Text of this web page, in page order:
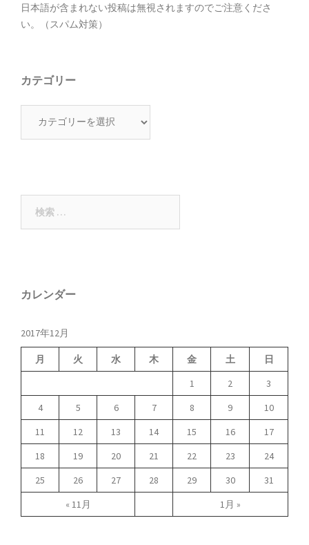
日本語が含まれない投稿は無視されますのでご注意くださ
い。（スパム対策）
カテゴリー
カレンダー
2017年12月
月 火 水 木 金 土 日
« 11月 1月 »
1 2
3
4
5 6 7 8 9
10
11
12 13 14 15 16
17
18
19 20 21 22 23
24
25
26 27 28 29 30 31